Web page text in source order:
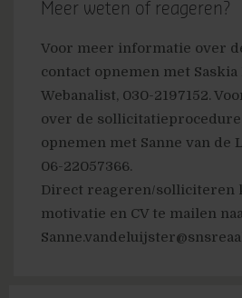
Meer weten of reageren?
Voor meer informatie over
contact opnemen met Saskia
Webanalist, 030-2197152.
over de
opnemen met Sanne van de
06-22057366.
Direct reageren/solliciteren
motivatie en CV te mailen